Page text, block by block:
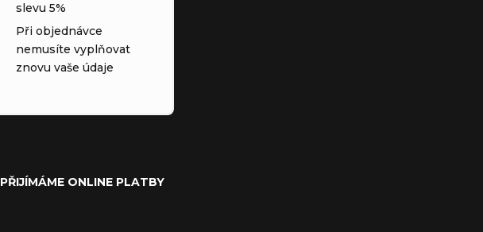
slevu 5%
Při objednávce
nemusíte vyplňovat
znovu vaše údaje
PŘIJÍMÁME ONLINE PLATBY